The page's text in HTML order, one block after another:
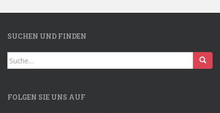
SUCHEN UND FINDEN
Search
for:
FOLGEN SIE UNS AUF